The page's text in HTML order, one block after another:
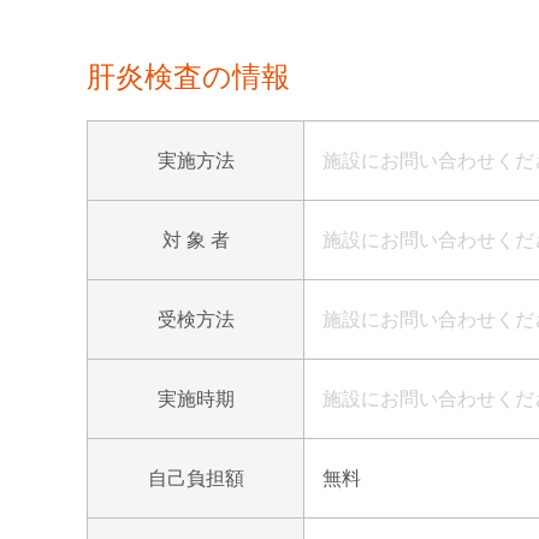
肝炎検査の情報
実施方法 施設にお問い合わせくだ
対 象 者 施設にお問い合わせくだ
受検方法 施設にお問い合わせくだ
実施時期 施設にお問い合わせくだ
自己負担額 無料